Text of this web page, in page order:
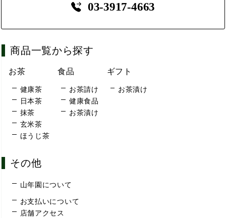
03-3917-4663
商品一覧から探す
お茶
健康茶
日本茶
抹茶
玄米茶
ほうじ茶
食品
お茶請け
健康食品
お茶漬け
ギフト
お茶漬け
その他
山年園について
お支払いについて
店舗アクセス